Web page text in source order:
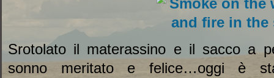
Srotolato il materassino e il sacco a
sonno meritato e felice…oggi è